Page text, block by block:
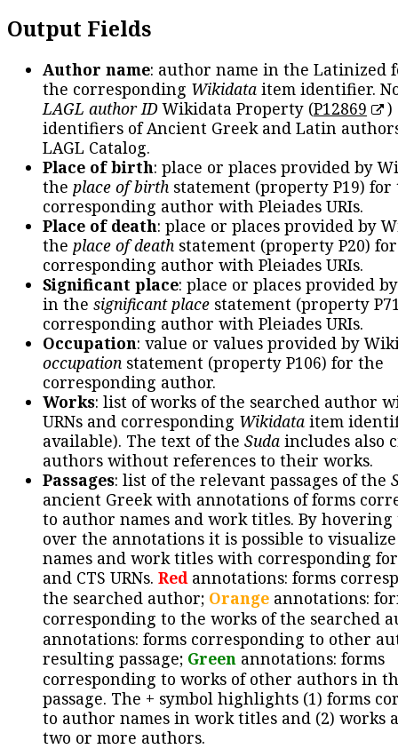
Output Fields
Author name: author name in the Latinized
the corresponding Wikidata item identifier.
LAGL author IDWikidata Property (P12869
)
identifiers of Ancient Greek and Latin
LAGL Catalog.
Place of birth: place or places provided by
the place of birth statement (property P19) for
corresponding author with Pleiades URIs.
Place of death: place or places provided by
the place of death statement (property P20)
corresponding author with Pleiades URIs.
Significant place: place or places provided
in the significant place statement (property
corresponding author with Pleiades URIs.
Occupation: value or values provided by
occupation statement (property P106) for the
corresponding author.
Works: list of works of the searched author
URNs and corresponding Wikidata item
available). The text of the Suda includes also
authors without references to their works.
Passages: list of the relevant passages of the
ancient Greek with annotations of forms
to author names and work titles. By hovering
over the annotations it is possible to
names and work titles with corresponding
and CTS URNs. Redannotations: forms
the searched author; Orange annotations:
corresponding to the works of the searched
annotations: forms corresponding to other
resulting passage; Green annotations: forms
corresponding to works of other authors in
passage. The + symbol highlights (1) forms
to author names in work titles and (2) works
two or more authors.